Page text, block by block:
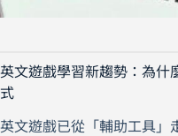
英文遊戲學習新趨勢：為什
式
英文遊戲已從「輔助工具」